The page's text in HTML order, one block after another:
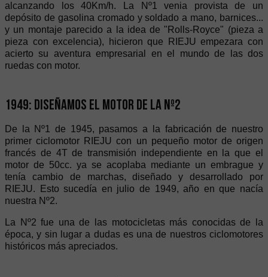
alcanzando los 40Km/h. La Nº1 venia provista de un
depósito de gasolina cromado y soldado a mano, barnices...
y un montaje parecido a la idea de "Rolls-Royce" (pieza a
pieza con excelencia), hicieron que RIEJU empezara con
acierto su aventura empresarial en el mundo de las dos
ruedas con motor.
1949: Diseñamos el motor de la Nº2
De la Nº1 de 1945, pasamos a la fabricación de nuestro
primer ciclomotor RIEJU con un pequeño motor de origen
francés de 4T de transmisión independiente en la que el
motor de 50cc. ya se acoplaba mediante un embrague y
tenía cambio de marchas, diseñado y desarrollado por
RIEJU. Esto sucedía en julio de 1949, año en que nacía
nuestra Nº2.
La Nº2 fue una de las motocicletas más conocidas de la
época, y sin lugar a dudas es una de nuestros ciclomotores
históricos más apreciados.